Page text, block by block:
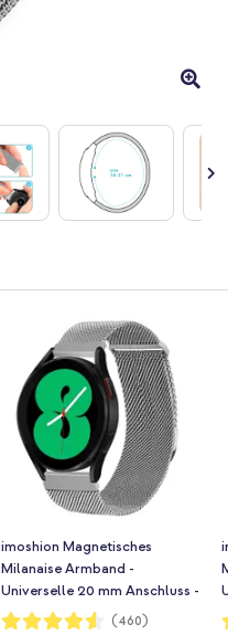
imoshion Magnetisches
Milanaise Armband -
Universelle 20 mm Anschluss -
Größe S - Silber
Bewertung:
(460)